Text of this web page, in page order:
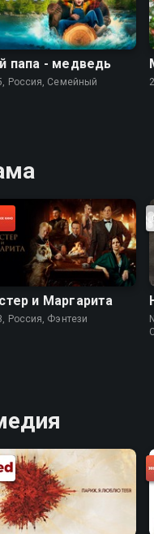
папа - медведь
Россия, Cемейный
и Маргарита
Россия, Фэнтези